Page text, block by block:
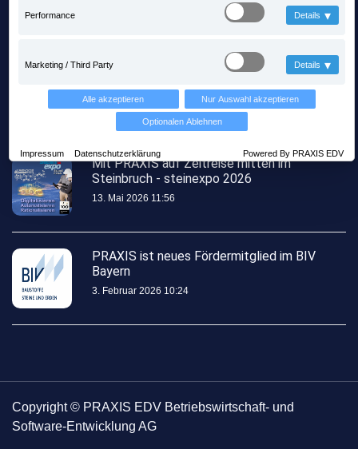
Performance Details ▾
Marketing / Third Party Details ▾
Alle akzeptieren Nur Auswahl akzeptieren
Optionalen Ablehnen
Impressum Datenschutzerklärung Powered By PRAXIS EDV
Mit PRAXIS auf Zeitreise mitten im
Steinbruch - steinexpo 2026
13. Mai 2026 11:56
PRAXIS ist neues Fördermitglied im BIV
Bayern
3. Februar 2026 10:24
Copyright © PRAXIS EDV Betriebswirtschaft- und
Software-Entwicklung AG